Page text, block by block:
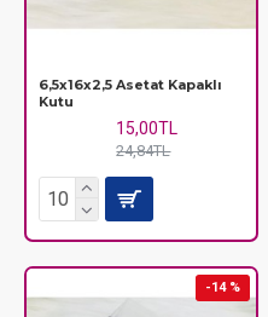
6,5x16x2,5 Asetat Kapaklı
Kutu
15,00TL
24,84TL
-14 %